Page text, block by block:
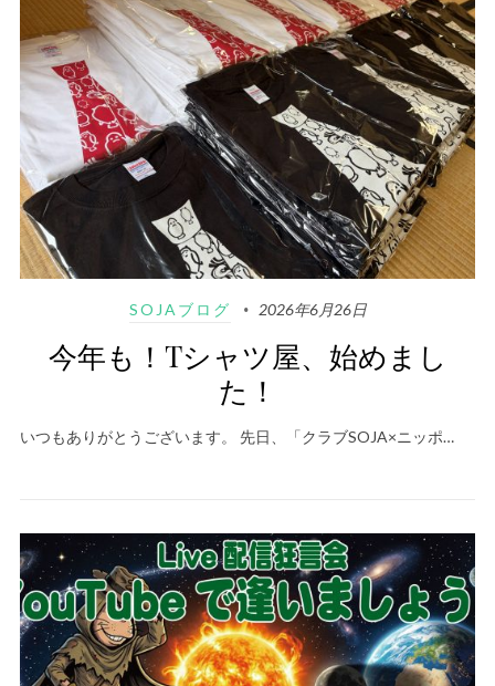
SOJAブログ 2026年6月26日
今年も！Tシャツ屋、始めまし
た！
いつもありがとうございます。 先日、「クラブSOJA×ニッポ…